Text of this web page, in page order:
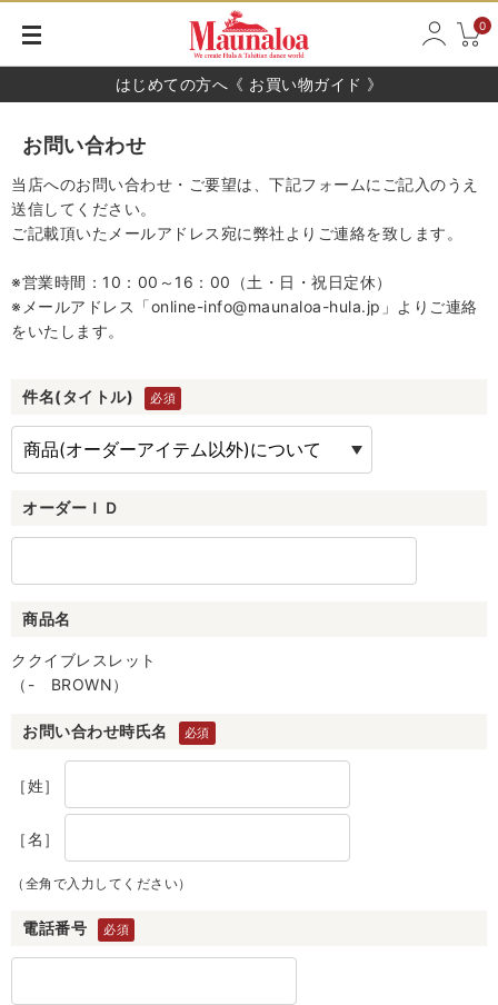
0
はじめての方へ《 お買い物ガイド 》
お問い合わせ
当店へのお問い合わせ・ご要望は、下記フォームにご記入のうえ
送信してください。
ご記載頂いたメールアドレス宛に弊社よりご連絡を致します。
※営業時間：10：00～16：00（土・日・祝日定休）
※メールアドレス「online-info@maunaloa-hula.jp」よりご連絡
をいたします。
件名(タイトル)
オーダーＩＤ
商品名
ククイブレスレット
（- BROWN）
お問い合わせ時氏名
［姓］
［名］
（全角で入力してください）
電話番号